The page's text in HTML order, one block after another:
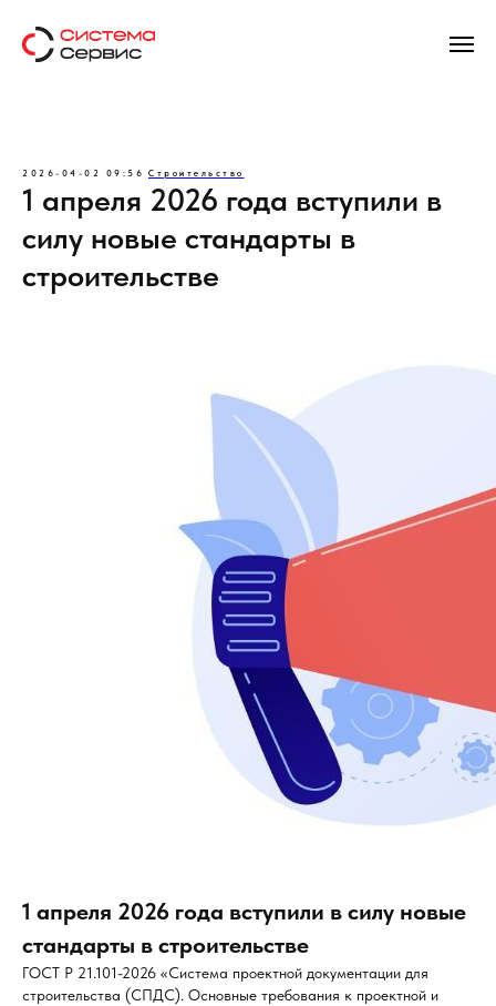
2026-04-02 09:56 Строительство
1 апреля 2026 года вступили в
силу новые стандарты в
строительстве
1 апреля 2026 года вступили в силу новые
стандарты в строительстве
ГОСТ Р 21.101-2026 «Система проектной документации для
строительства (СПДС). Основные требования к проектной и